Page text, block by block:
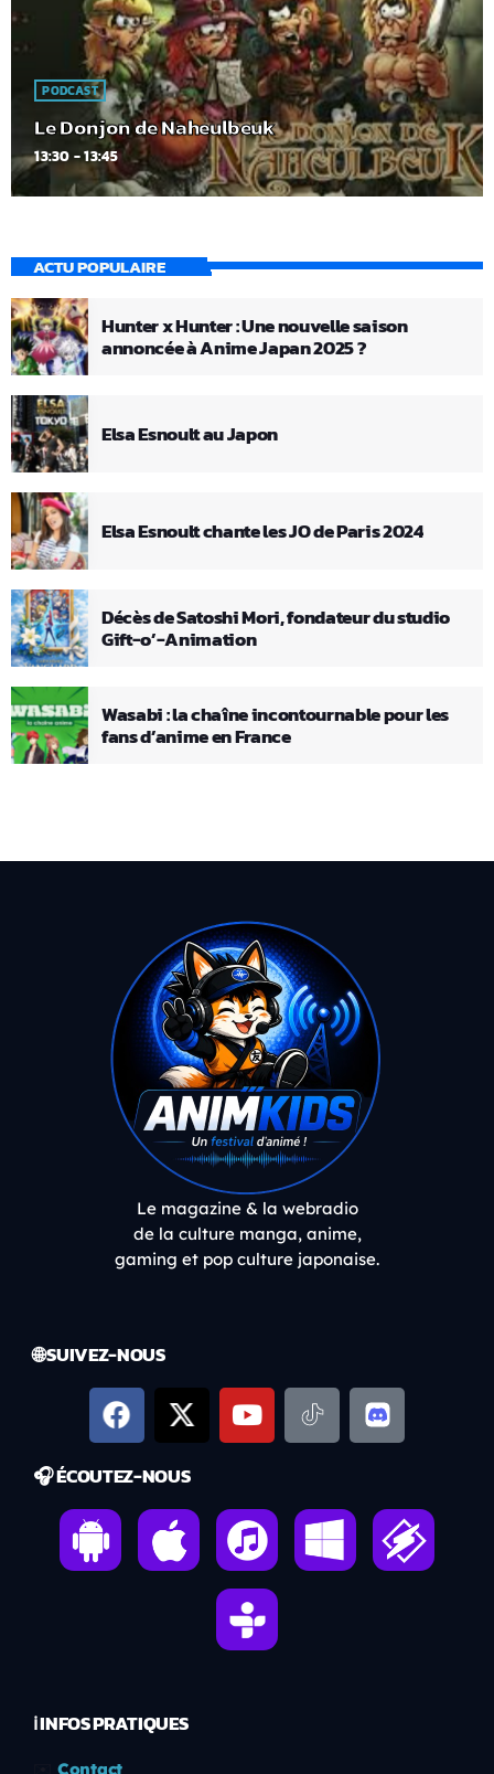
PODCAST
Le Donjon de Naheulbeuk
13:30 - 13:45
ACTU POPULAIRE
Hunter x Hunter : Une nouvelle saison
annoncée à Anime Japan 2025 ?
Elsa Esnoult au Japon
Elsa Esnoult chante les JO de Paris 2024
Décès de Satoshi Mori, fondateur du studio
Gift-o’-Animation
Wasabi : la chaîne incontournable pour les
fans d’anime en France
Le magazine & la webradio
de la culture manga, anime,
gaming et pop culture japonaise.
🌐 SUIVEZ-NOUS
🎧 ÉCOUTEZ-NOUS
ℹ️ INFOS PRATIQUES
Contact